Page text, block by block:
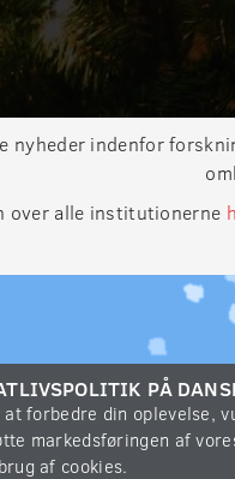
nyheder indenfor
over alle institutionerne
PÅ
forbedre din oplevelse,
markedsføringen af
af cookies.